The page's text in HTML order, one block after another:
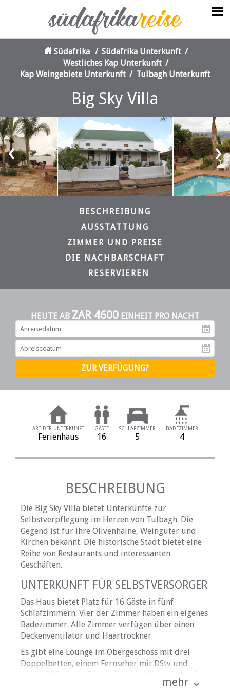
Südafrika / Südafrika Unterkunft /
Westliches Kap Unterkunft /
Kap Weingebiete Unterkunft / Tulbagh Unterkunft
Big Sky Villa
‹ ›
BESCHREIBUNG
AUSSTATTUNG
ZIMMER UND PREISE
DIE NACHBARSCHAFT
RESERVIEREN
HEUTE AB ZAR 4600 EINHEIT PRO NACHT
ART DER UNTERKUNFT
Ferienhaus
GÄSTE
16
SCHLAFZIMMER
5
BADEZIMMER
4
BESCHREIBUNG
Die Big Sky Villa bietet Unterkünfte zur
Selbstverpflegung im Herzen von Tulbagh. Die
Gegend ist für ihre Olivenhaine, Weingüter und
Kirchen bekannt. Die historische Stadt bietet eine
Reihe von Restaurants und interessanten
Geschäften.
UNTERKUNFT FÜR SELBSTVERSORGER
Das Haus bietet Platz für 16 Gäste in fünf
Schlafzimmern. Vier der Zimmer haben ein eigenes
Badezimmer. Alle Zimmer verfügen über einen
Deckenventilator und Haartrockner.
Es gibt eine Lounge im Obergeschoss mit drei
Doppelbetten, einem Fernseher mit DStv und
mehr